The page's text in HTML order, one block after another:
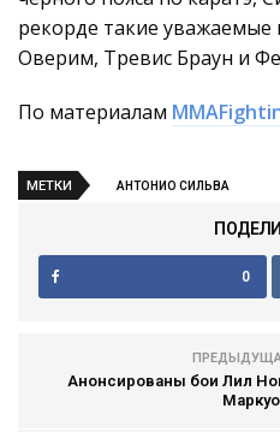
рекорде такие уважаемые
Оверим, Тревис Браун и
По материалам
МЕТКИ АНТОНИО СИЛЬВА
0
Анонсированы бои Лил